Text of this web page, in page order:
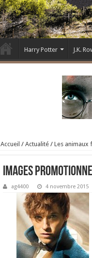
Harry Potter J.K.
Accueil / Actualité / Les animaux
Images
ag4400 4 novembre 2015